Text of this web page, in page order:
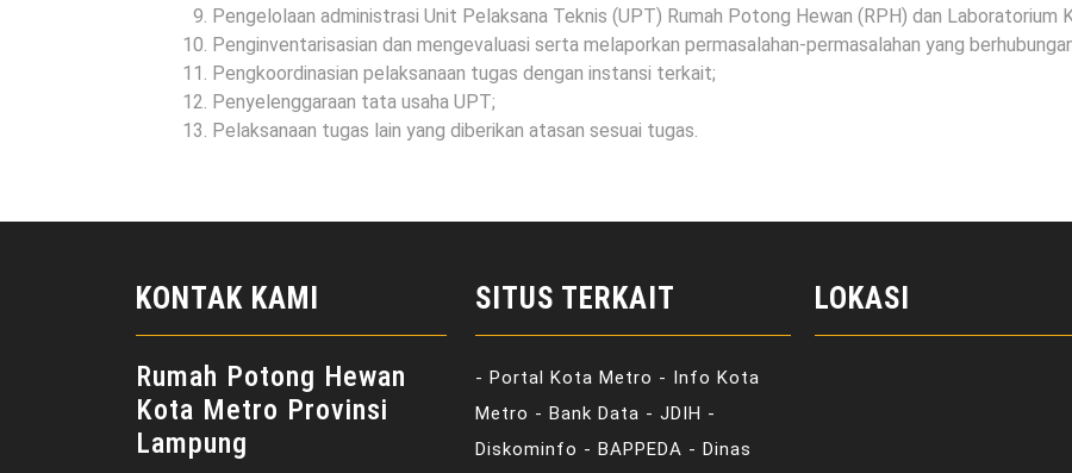
Pengelolaan administrasi Unit Pelaksana Teknis (UPT) Rumah Potong Hewan (RPH) dan
Penginventarisasian dan mengevaluasi serta melaporkan permasalahan-permasalahan yang
Pengkoordinasian pelaksanaan tugas dengan instansi terkait;
Penyelenggaraan tata usaha UPT;
Pelaksanaan tugas lain yang diberikan atasan sesuai tugas.
KONTAK KAMI
Rumah Potong Hewan
Kota Metro Provinsi
Lampung
SITUS TERKAIT
- Portal Kota Metro - Info Kota
Metro - Bank Data - JDIH -
Diskominfo - BAPPEDA - Dinas
LOKASI